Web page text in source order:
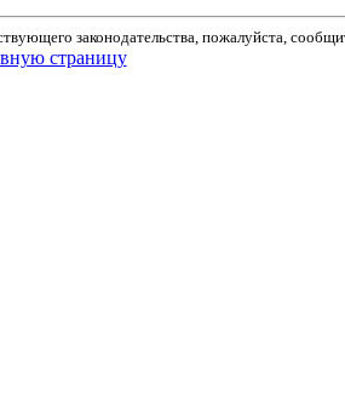
законодательства, пожалуйста,
страницу